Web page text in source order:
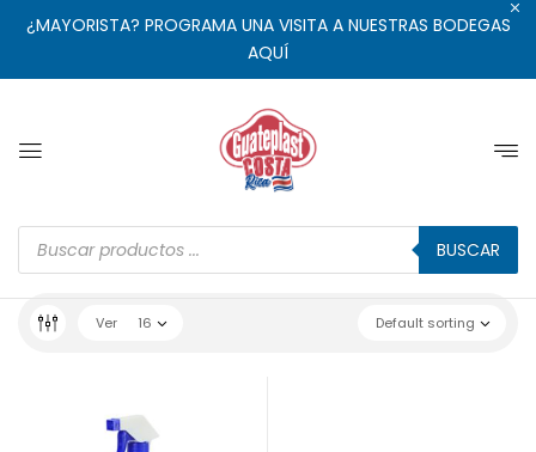
¿MAYORISTA? PROGRAMA UNA VISITA A NUESTRAS BODEGAS
AQUÍ
BUSCAR
Default sorting
Ver 16